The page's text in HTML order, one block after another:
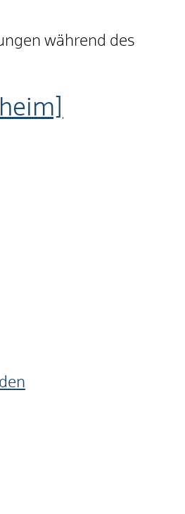
während des